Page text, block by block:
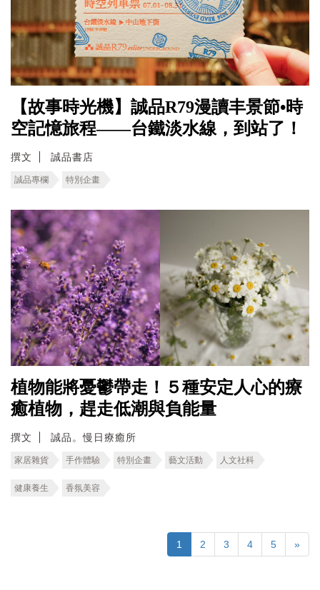
【故事時光機】誠品R79漫讀丰景節•時
空記憶旅程――台鐵淡水線，到站了！
撰文 誠品書店
誠品專欄 特別企畫
植物能將憂鬱帶走！５種安定人心的療
癒植物，趕走低潮與負能量
撰文 誠品。慢日療癒所
家居雜貨 手作體驗 特別企畫 藝文活動 人文社科
健康養生 香氛美容
1 2 3 4 5 »